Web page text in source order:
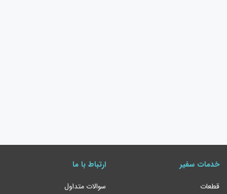
خدمات سفیر
قطعات
ارتباط با ما
سوالات متداول